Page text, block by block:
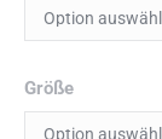
Größe